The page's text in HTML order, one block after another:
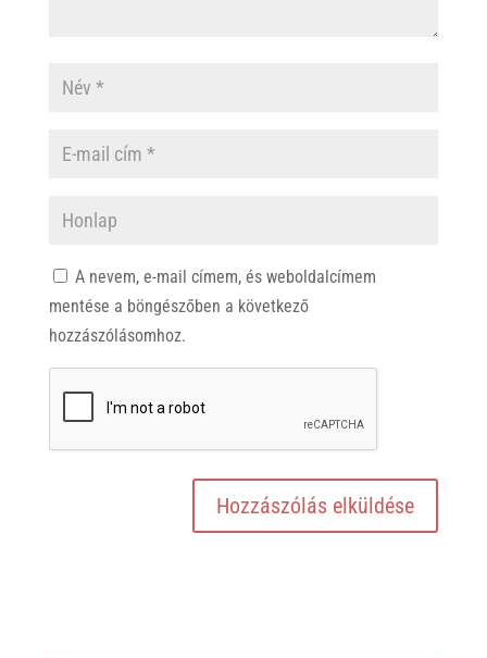
A nevem, e-mail címem, és weboldalcímem
mentése a böngészőben a következő
hozzászólásomhoz.